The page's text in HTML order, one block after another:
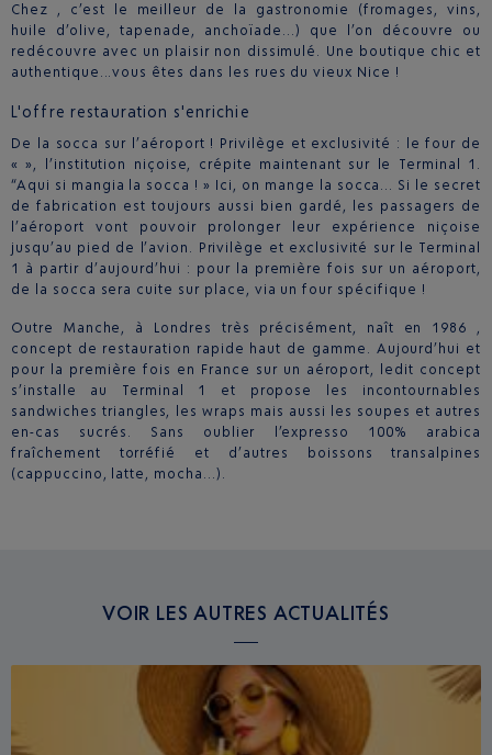
Chez , c’est le meilleur de la gastronomie (fromages, vins,
huile d’olive, tapenade, anchoïade…) que l’on découvre ou
redécouvre avec un plaisir non dissimulé. Une boutique chic et
authentique...vous êtes dans les rues du vieux Nice !
L'offre restauration s'enrichie
De la socca sur l’aéroport ! Privilège et exclusivité : le four de
« », l’institution niçoise, crépite maintenant sur le Terminal 1.
“Aqui si mangia la socca ! » Ici, on mange la socca… Si le secret
de fabrication est toujours aussi bien gardé, les passagers de
l’aéroport vont pouvoir prolonger leur expérience niçoise
jusqu’au pied de l’avion. Privilège et exclusivité sur le Terminal
1 à partir d’aujourd’hui : pour la première fois sur un aéroport,
de la socca sera cuite sur place, via un four spécifique !
Outre Manche, à Londres très précisément, naît en 1986 ,
concept de restauration rapide haut de gamme. Aujourd’hui et
pour la première fois en France sur un aéroport, ledit concept
s’installe au Terminal 1 et propose les incontournables
sandwiches triangles, les wraps mais aussi les soupes et autres
en-cas sucrés. Sans oublier l’expresso 100% arabica
fraîchement torréfié et d’autres boissons transalpines
(cappuccino, latte, mocha…).
VOIR LES AUTRES ACTUALITÉS